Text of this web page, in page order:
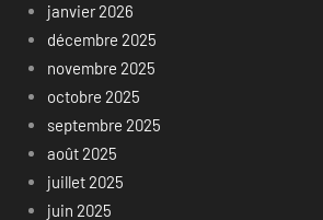
janvier 2026
décembre 2025
novembre 2025
octobre 2025
septembre 2025
août 2025
juillet 2025
juin 2025